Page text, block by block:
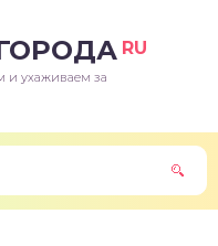
RU
и ухаживаем за